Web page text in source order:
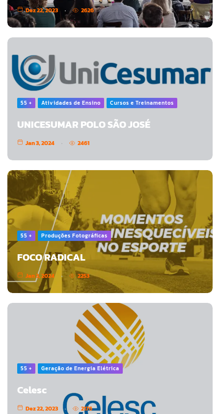
Dez 22, 2023 2626
55 + Atividades de Ensino Cursos e Treinamentos
UNICESUMAR POLO SÃO JOSÉ
Jan 3, 2024 2461
55 + Produções Fotográficas
FOCO RADICAL
Jan 3, 2024 2253
55 + Geração de Energia Elétrica
Celesc
Dez 22, 2023 2176